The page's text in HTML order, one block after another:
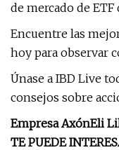
de mercado de ETF
Encuentre las
hoy para observar
Únase a IBD Live
consejos sobre
Empresa AxónEli
TE PUEDE